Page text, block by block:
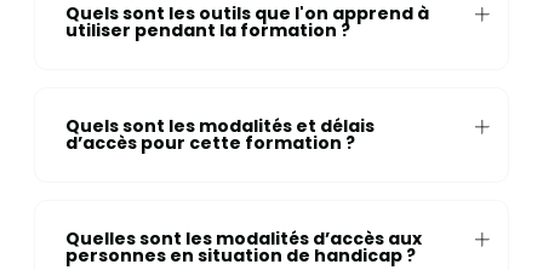
Quels sont les outils que l'on apprend à
utiliser pendant la formation ?
Quels sont les modalités et délais
d’accès pour cette formation ?
Quelles sont les modalités d’accès aux
personnes en situation de handicap ?